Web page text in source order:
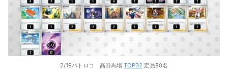
2/19バトロコ 高田馬場 TOP32 定員80名